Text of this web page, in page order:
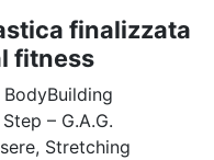
finalizzata
fitness
– G.A.G.
Stretching